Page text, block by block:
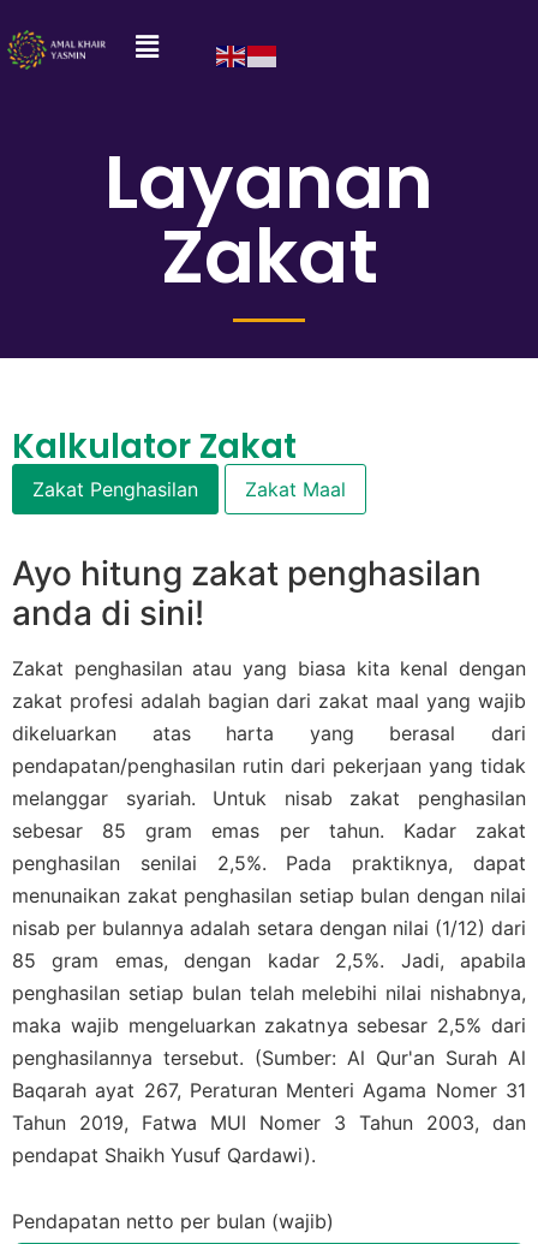
Layanan
Zakat
Kalkulator Zakat
Zakat Penghasilan Zakat Maal
Ayo hitung zakat penghasilan
anda di sini!
Zakat penghasilan atau yang biasa kita kenal dengan
zakat profesi adalah bagian dari zakat maal yang wajib
dikeluarkan atas harta yang berasal dari
pendapatan/penghasilan rutin dari pekerjaan yang tidak
melanggar syariah. Untuk nisab zakat penghasilan
sebesar 85 gram emas per tahun. Kadar zakat
penghasilan senilai 2,5%. Pada praktiknya, dapat
menunaikan zakat penghasilan setiap bulan dengan nilai
nisab per bulannya adalah setara dengan nilai (1/12) dari
85
gram emas, dengan kadar 2,5%. Jadi, apabila
penghasilan setiap bulan telah melebihi nilai nishabnya,
maka wajib mengeluarkan zakatnya sebesar 2,5% dari
penghasilannya tersebut. (Sumber: Al Qur'an Surah Al
Baqarah ayat 267, Peraturan Menteri Agama Nomer 31
Tahun 2019, Fatwa MUI Nomer 3 Tahun 2003, dan
pendapat Shaikh Yusuf Qardawi).
Pendapatan netto per bulan (wajib)